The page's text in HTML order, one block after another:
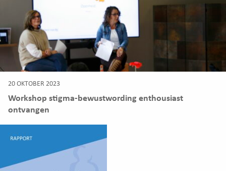
20 OKTOBER 2023
Workshop stigma-bewustwording enthousiast
ontvangen